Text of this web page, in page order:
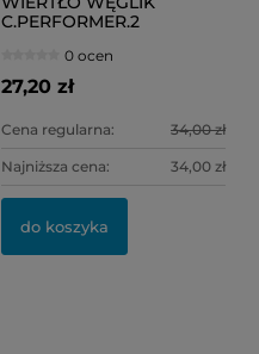
C.PERFORMER.2
(do koron)
0 ocen
27,20 zł
Cena regularna: 34,00 zł
Najniższa cena: 34,00 zł
do koszyka